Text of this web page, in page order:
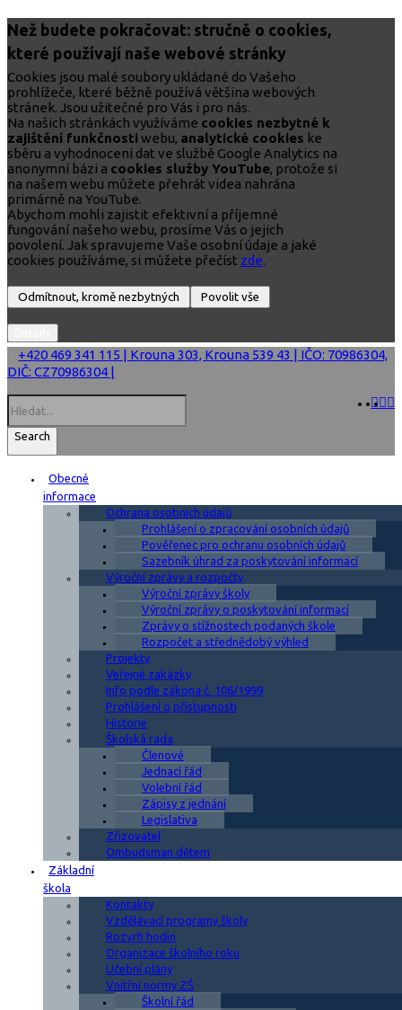
Než budete pokračovat: stručně o cookies,
které používají naše webové stránky
Cookies jsou malé soubory ukládané do Vašeho
prohlížeče, které běžně používá většina webových
stránek. Jsou užitečné pro Vás i pro nás.
Na našich stránkách využíváme cookies nezbytné k
zajištění funkčnosti webu, analytické cookies ke
sběru a vyhodnocení dat ve službě Google Analytics na
anonymní bázi a cookies služby YouTube, protože si
na našem webu můžete přehrát videa nahrána
primárně na YouTube.
Abychom mohli zajistit efektivní a příjemné
fungování našeho webu, prosíme Vás o jejich
povolení. Jak spravujeme Vaše osobní údaje a jaké
cookies používáme, si můžete přečíst zde.
+420 469 341 115 | Krouna 303, Krouna 539 43 | IČO: 70986304,
DIČ: CZ70986304 |
Search
Obecné
informace
Ochrana osobních údajů
Prohlášení o zpracování osobních údajů
Pověřenec pro ochranu osobních údajů
Sazebník úhrad za poskytování informací
Výroční zprávy a rozpočty
Výroční zprávy školy
Výroční zprávy o poskytování informací
Zprávy o stížnostech podaných škole
Rozpočet a střednědobý výhled
Projekty
Veřejné zakázky
Info podle zákona č. 106/1999
Prohlášení o přístupnosti
Historie
Školská rada
Členové
Jednací řád
Volební řád
Zápisy z jednání
Legislativa
Zřizovatel
Ombudsman dětem
Základní
škola
Kontakty
Vzdělávací programy školy
Rozvrh hodin
Organizace školního roku
Učební plány
Vnitřní normy ZŠ
Školní řád